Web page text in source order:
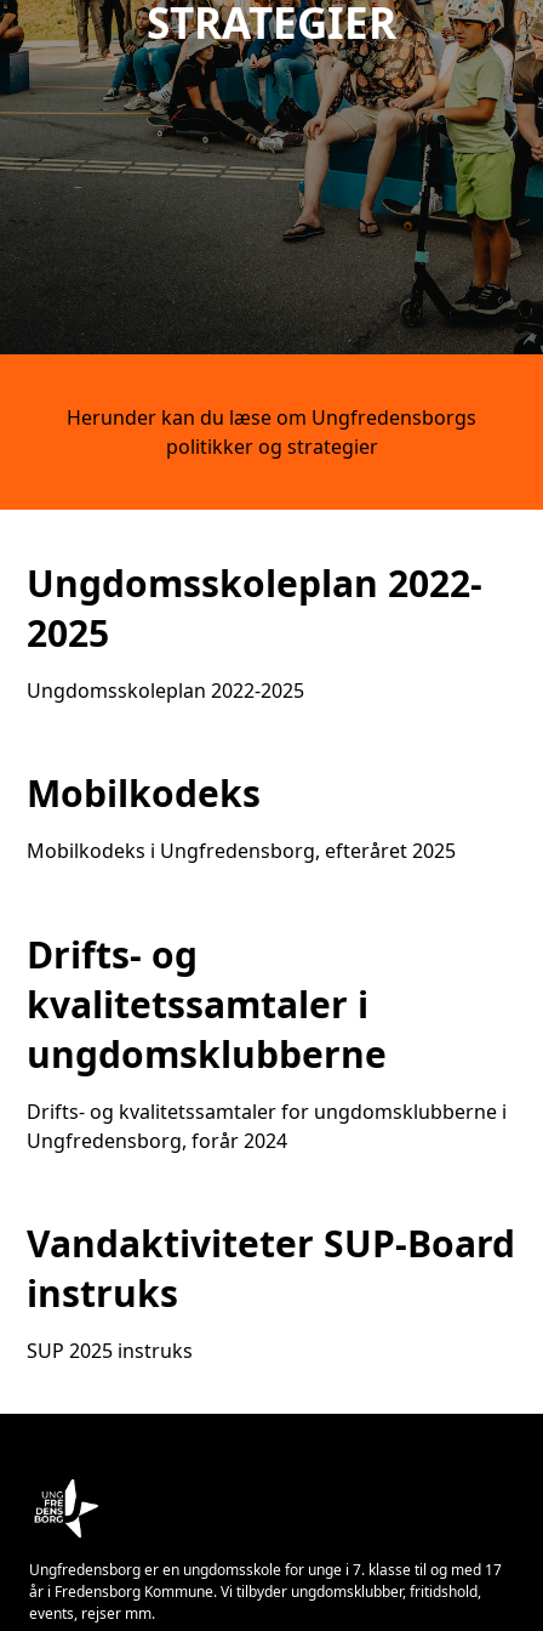
STRATEGIER
Herunder kan du læse om Ungfredensborgs
politikker og strategier
Ungdomsskoleplan 2022-
2025
Ungdomsskoleplan 2022-2025
Mobilkodeks
Mobilkodeks i Ungfredensborg, efteråret 2025
Drifts- og
kvalitetssamtaler i
ungdomsklubberne
Drifts- og kvalitetssamtaler for ungdomsklubberne i
Ungfredensborg, forår 2024
Vandaktiviteter SUP-Board
instruks
SUP 2025 instruks
Ungfredensborg er en ungdomsskole for unge i 7. klasse til og med 17
år i Fredensborg Kommune. Vi tilbyder ungdomsklubber, fritidshold,
events, rejser mm.